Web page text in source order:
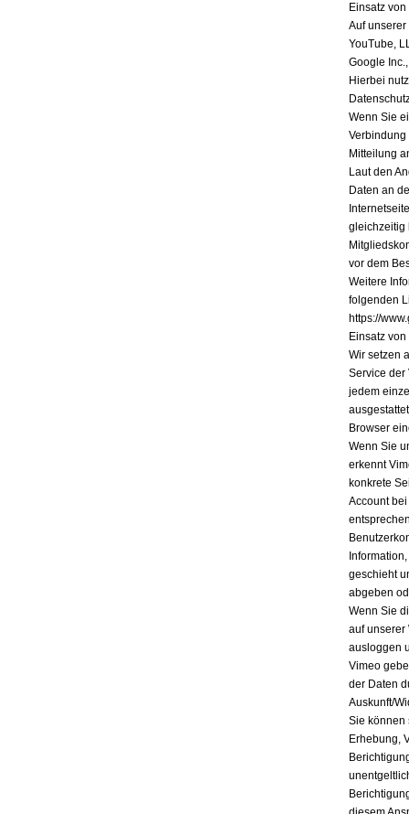
Einsatz
Auf
YouTube,
Google
Hierbei
Wenn Sie
Verbindung
Mitteilung
Laut den
Daten an
gleichzeitig
vor dem
Weitere
folgenden
https://
Einsatz
Wir setzen
Service der
jedem
Browser
Wenn Sie
erkennt
konkrete
Account
geschieht
abgeben
Wenn Sie
auf unserer
ausloggen
Vimeo
der Daten
Auskunft/
Sie können
Erhebung,